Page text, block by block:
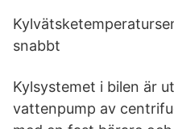
snabbt
Kylsystemet i bilen är
vattenpump av